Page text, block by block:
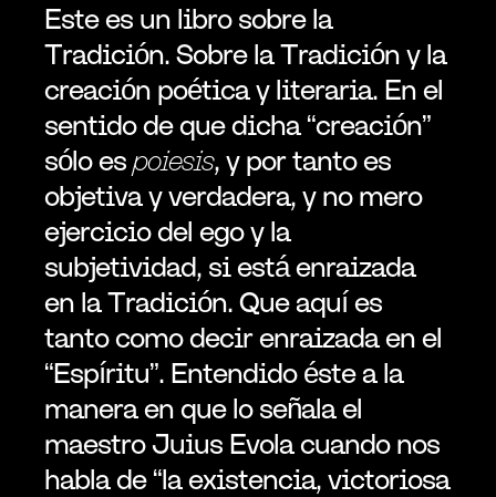
Este es un libro sobre la
Tradición. Sobre la Tradición y la
creación poética y literaria. En el
sentido de que dicha “creación”
sólo es poiesis, y por tanto es
objetiva y verdadera, y no mero
ejercicio del ego y la
subjetividad, si está enraizada
en la Tradición. Que aquí es
tanto como decir enraizada en el
“Espíritu”. Entendido éste a la
manera en que lo señala el
maestro Juius Evola cuando nos
habla de “la existencia, victoriosa